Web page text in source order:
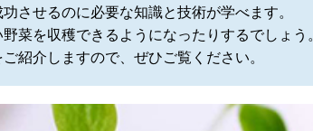
させるのに必要な知識と技術が学べます。
菜を収穫できるようになったりするでしょう。
紹介しますので、ぜひご覧ください。